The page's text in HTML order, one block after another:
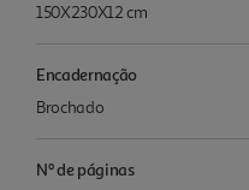
150X230X12 cm
Encadernação
Brochado
Nº de páginas